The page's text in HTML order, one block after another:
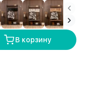
В корзину